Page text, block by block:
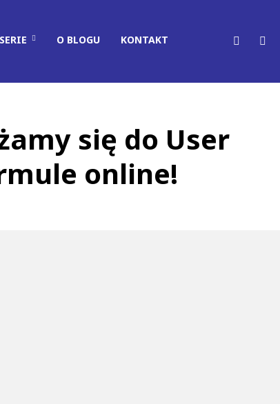
SERIE O BLOGU KONTAKT
się do User
online!